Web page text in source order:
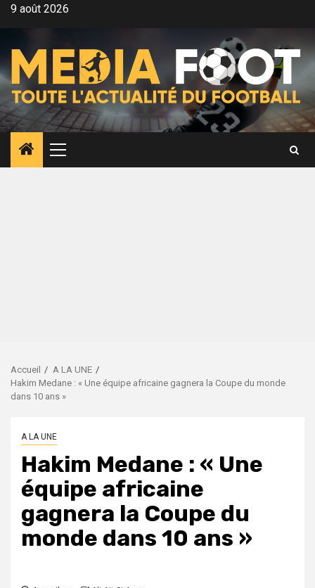
Aller9 août 2026
Menu
principal
Accueil
A LA UNE
Hakim Medane : « Une équipe africaine gagnera la Coupe du monde
dans 10 ans »
A LA UNE
Hakim Medane : « Une
équipe africaine
gagnera la Coupe du
monde dans 10 ans »